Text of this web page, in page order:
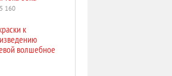
160
к
волшебное